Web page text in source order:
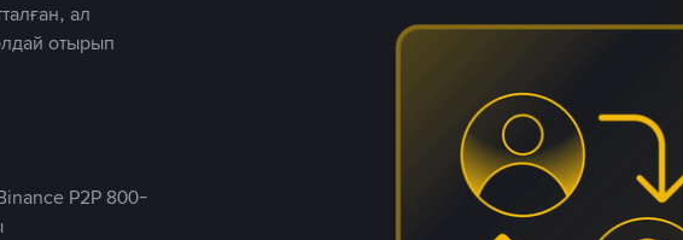
ал
отырып
P2P 800-